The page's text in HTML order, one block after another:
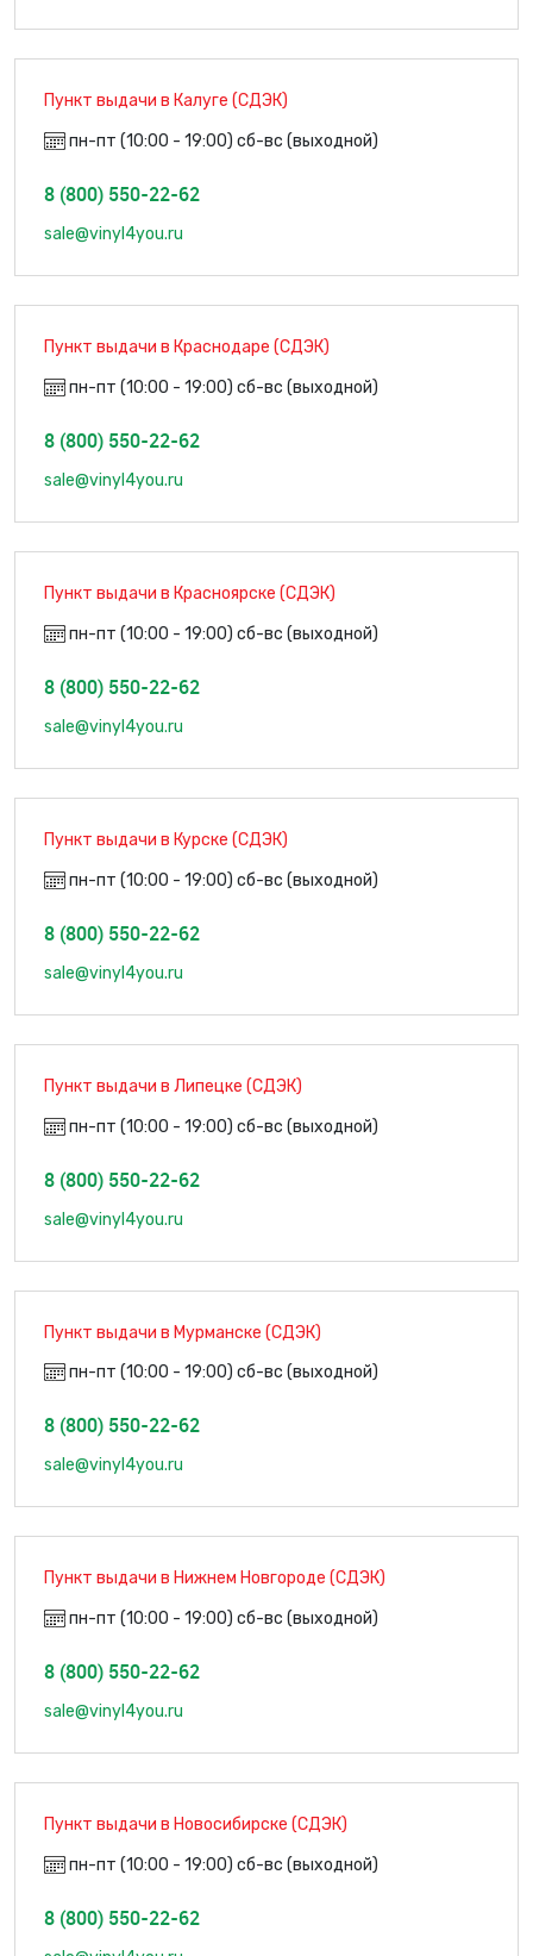
Пункт выдачи в Калуге (СДЭК)
пн-пт (10:00 - 19:00) сб-вс (выходной)
8 (800) 550-22-62
sale@vinyl4you.ru
Пункт выдачи в Краснодаре (СДЭК)
пн-пт (10:00 - 19:00) сб-вс (выходной)
8 (800) 550-22-62
sale@vinyl4you.ru
Пункт выдачи в Красноярске (СДЭК)
пн-пт (10:00 - 19:00) сб-вс (выходной)
8 (800) 550-22-62
sale@vinyl4you.ru
Пункт выдачи в Курске (СДЭК)
пн-пт (10:00 - 19:00) сб-вс (выходной)
8 (800) 550-22-62
sale@vinyl4you.ru
Пункт выдачи в Липецке (СДЭК)
пн-пт (10:00 - 19:00) сб-вс (выходной)
8 (800) 550-22-62
sale@vinyl4you.ru
Пункт выдачи в Мурманске (СДЭК)
пн-пт (10:00 - 19:00) сб-вс (выходной)
8 (800) 550-22-62
sale@vinyl4you.ru
Пункт выдачи в Нижнем Новгороде (СДЭК)
пн-пт (10:00 - 19:00) сб-вс (выходной)
8 (800) 550-22-62
sale@vinyl4you.ru
Пункт выдачи в Новосибирске (СДЭК)
пн-пт (10:00 - 19:00) сб-вс (выходной)
8 (800) 550-22-62